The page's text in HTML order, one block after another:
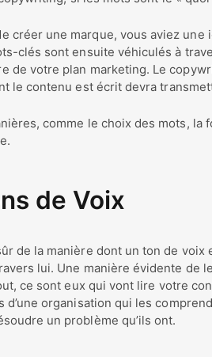
créer une marque, vous aviez
clés sont ensuite véhiculés à
de votre plan marketing. Le
le contenu est écrit devra
comme le choix des mots, la
de Voix
de la manière dont un ton de
lui. Une manière évidente de
ce sont eux qui vont lire votre
organisation qui les
un problème qu’ils ont.